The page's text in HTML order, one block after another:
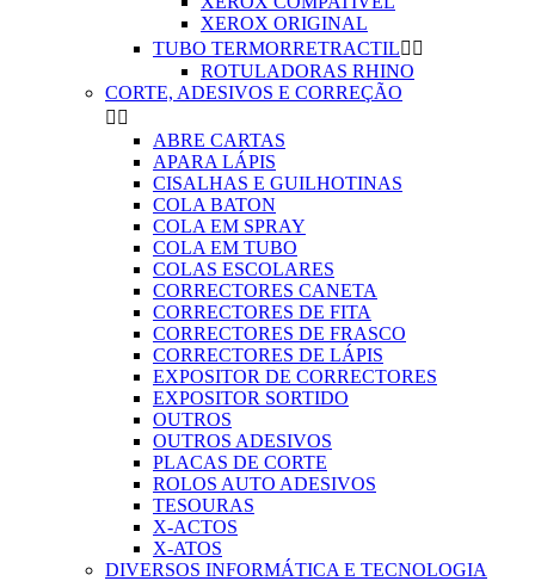
XEROX ORIGINAL
TUBO TERMORRETRACTIL 
ROTULADORAS RHINO
CORTE, ADESIVOS E CORREÇÃO
 
ABRE CARTAS
APARA LÁPIS
CISALHAS E GUILHOTINAS
COLA BATON
COLA EM SPRAY
COLA EM TUBO
COLAS ESCOLARES
CORRECTORES CANETA
CORRECTORES DE FITA
CORRECTORES DE FRASCO
CORRECTORES DE LÁPIS
EXPOSITOR DE CORRECTORES
EXPOSITOR SORTIDO
OUTROS
OUTROS ADESIVOS
PLACAS DE CORTE
ROLOS AUTO ADESIVOS
TESOURAS
X-ACTOS
X-ATOS
DIVERSOS INFORMÁTICA E TECNOLOGIA